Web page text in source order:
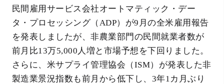
民間雇用サービス会社オートマティック・デー
タ・プロセッシング（ADP）が9月の全米雇用報告
を発表しましたが、非農業部門の民間就業者数が
前月比13万5,000人増と市場予想を下回りました。
さらに、米サプライ管理協会（ISM）が発表した非
製造業景況指数も前月から低下し、3年1カ月ぶり